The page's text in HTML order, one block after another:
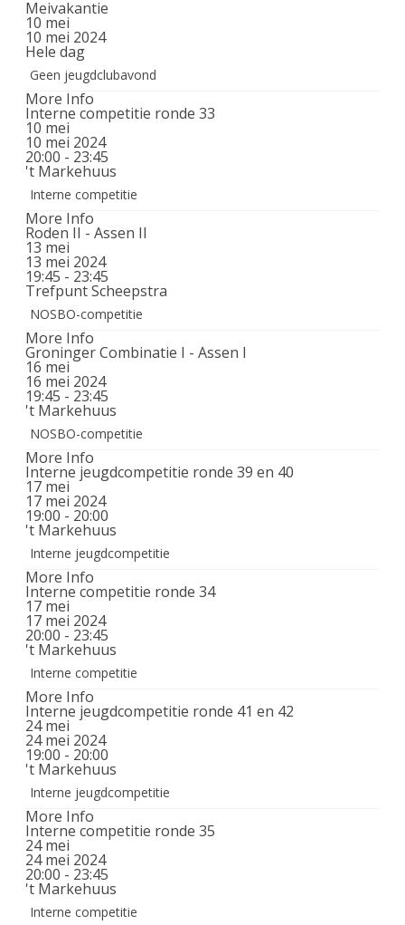
Meivakantie
10 mei
10 mei 2024
Hele dag
Geen jeugdclubavond
More Info
Interne competitie ronde 33
10 mei
10 mei 2024
20:00 - 23:45
't Markehuus
Interne competitie
More Info
Roden II - Assen II
13 mei
13 mei 2024
19:45 - 23:45
Trefpunt Scheepstra
NOSBO-competitie
More Info
Groninger Combinatie I - Assen I
16 mei
16 mei 2024
19:45 - 23:45
't Markehuus
NOSBO-competitie
More Info
Interne jeugdcompetitie ronde 39 en 40
17 mei
17 mei 2024
19:00 - 20:00
't Markehuus
Interne jeugdcompetitie
More Info
Interne competitie ronde 34
17 mei
17 mei 2024
20:00 - 23:45
't Markehuus
Interne competitie
More Info
Interne jeugdcompetitie ronde 41 en 42
24 mei
24 mei 2024
19:00 - 20:00
't Markehuus
Interne jeugdcompetitie
More Info
Interne competitie ronde 35
24 mei
24 mei 2024
20:00 - 23:45
't Markehuus
Interne competitie